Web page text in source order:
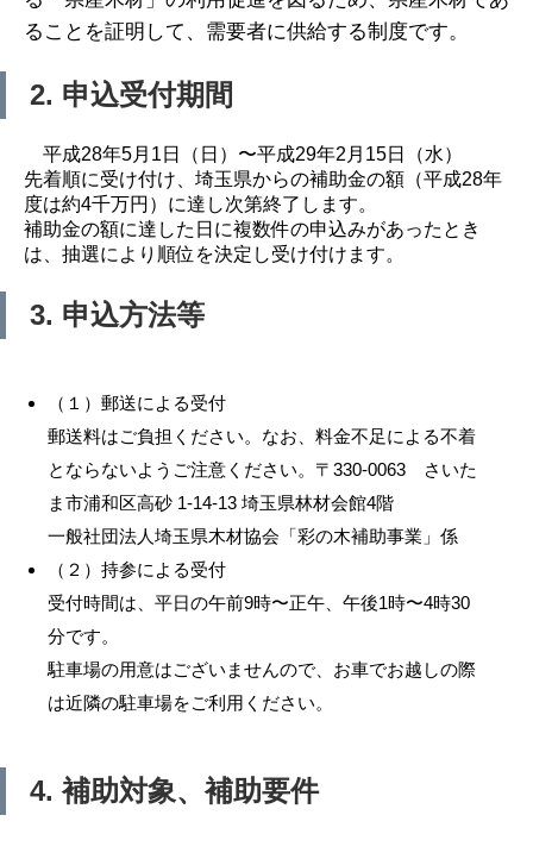
ることを証明して、需要者に供給する制度です。
2. 申込受付期間
平成28年5月1日（日）〜平成29年2月15日（水）
先着順に受け付け、埼玉県からの補助金の額（平成28年
度は約4千万円）に達し次第終了します。
補助金の額に達した日に複数件の申込みがあったとき
は、抽選により順位を決定し受け付けます。
3. 申込方法等
（１）郵送による受付
郵送料はご負担ください。なお、料金不足による不着
とならないようご注意ください。〒330-0063 さいた
ま市浦和区高砂 1-14-13 埼玉県林材会館4階
一般社団法人埼玉県木材協会「彩の木補助事業」係
（２）持参による受付
受付時間は、平日の午前9時〜正午、午後1時〜4時30
分です。
駐車場の用意はございませんので、お車でお越しの際
は近隣の駐車場をご利用ください。
4. 補助対象、補助要件